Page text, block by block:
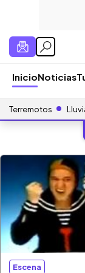
InicioNoticias
Terremotos
Escena